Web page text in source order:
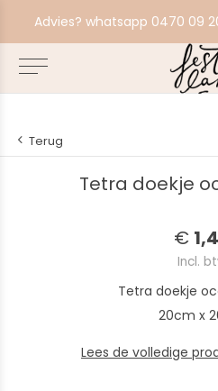
Advies? whatsapp 0470 09
Terug
Tetra doekje
€
Incl.
Tetra doekje
20cm x
Lees de volledige